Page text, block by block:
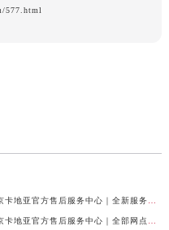
577.html